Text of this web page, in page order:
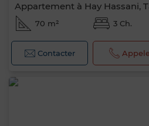
Appartement à Hay Hassani,
70 m² 3 Ch.
Contacter
Bonjour, je suis MIA.